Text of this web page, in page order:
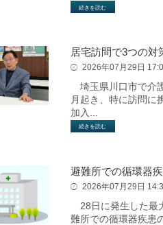
続きを読む
居宅訪問で3つの
2026年07月29日
埼玉県川口市で介
月起き、特に訪問に
加入...
続きを読む
避難所での循環器
2026年07月29日
28日に発生した最
難所での循環器疾患